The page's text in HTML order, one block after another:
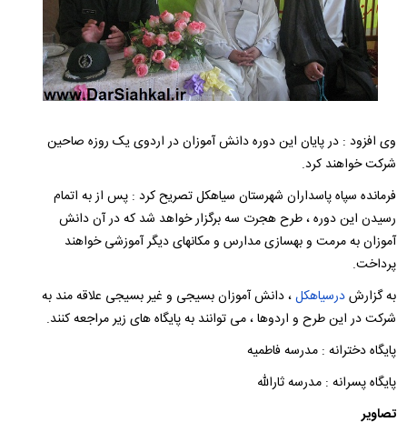
وی افزود : در پایان این دوره دانش آموزان در اردوی یک روزه صاحین
شرکت خواهند کرد.
فرمانده سپاه پاسداران شهرستان سیاهکل تصریح کرد : پس از به اتمام
رسیدن این دوره ، طرح هجرت سه برگزار خواهد شد که در آن دانش
آموزان به مرمت و بهسازی مدارس و مکانهای دیگر آموزشی خواهند
پرداخت.
به گزارشدرسیاهکل، دانش آموزان بسیجی و غیر بسیجی علاقه مند به
شرکت در این طرح و اردوها ، می توانند به پایگاه های زیر مراجعه کنند.
پایگاه دخترانه : مدرسه فاطمیه
پایگاه پسرانه : مدرسه ثارالله
تصاویر